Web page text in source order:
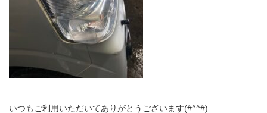
いつもご利用いただいてありがとうございます(#^^#)